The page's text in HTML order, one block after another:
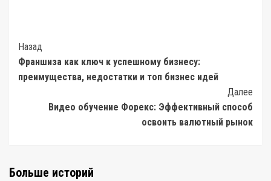
Post
Navigation
Назад
Франшиза как ключ к успешному бизнесу:
преимущества, недостатки и топ бизнес идей
Далее
Видео обучение Форекс: Эффективный способ
освоить валютный рынок
Больше историй